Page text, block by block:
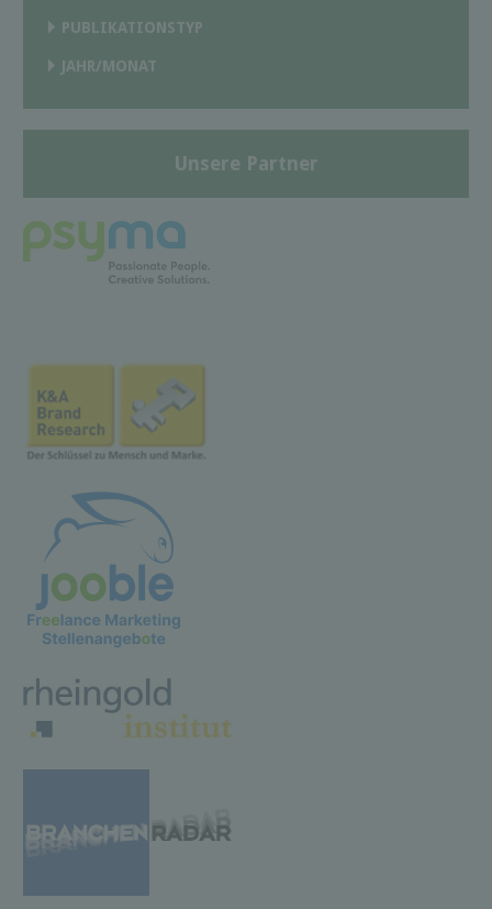
PUBLIKATIONSTYP
JAHR/MONAT
Unsere Partner